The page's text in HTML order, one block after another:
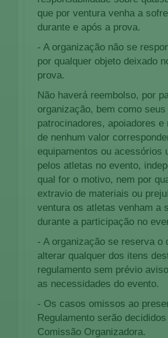
que por ventura venha a
durante e após a prova.
- A organização não se
por qualquer objeto deixado
prova.
Não haverá reembolso, por
organização, bem como seus
patrocinadores, apoiadores e
de nenhum valor
equipamentos ou acessórios
pelos atletas no evento,
qual for o motivo, nem por
extravio de materiais ou
ventura os atletas venham a
durante a participação no
- A organização se reserva o
alterar qualquer dos itens
regulamento sem prévio
as necessidades do evento.
- Os casos omissos ao
Regulamento serão
Comissão Organizadora.